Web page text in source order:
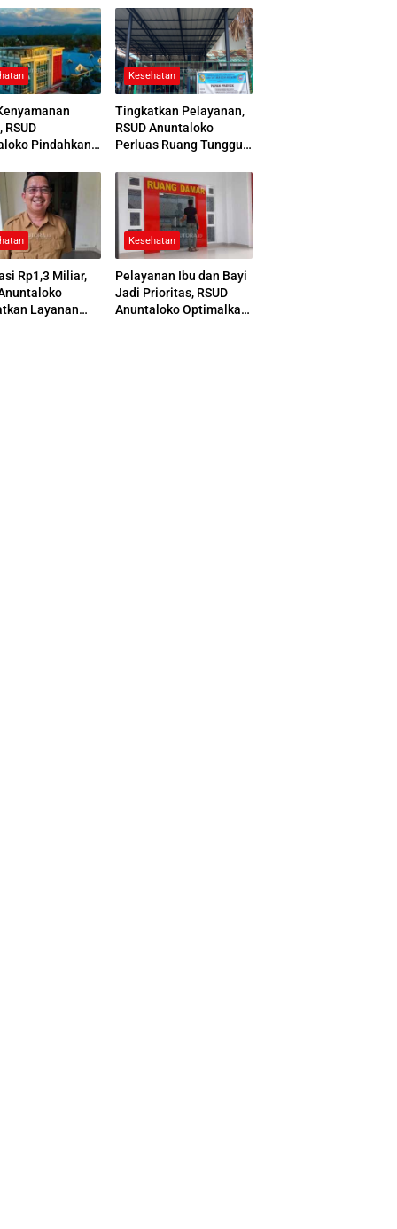
RSUD
Pindahkan
Kesehatan
Tingkatkan Pelayanan,
RSUD Anuntaloko
Perluas Ruang Tunggu
Parkir
Rp1,3 Miliar,
Layanan
Kesehatan
Pelayanan Ibu dan Bayi
Jadi Prioritas, RSUD
Anuntaloko Optimalkan